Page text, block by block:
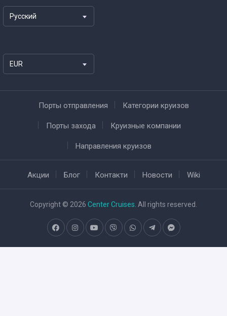
Русский
EUR
Порты отправления Категории круизов
Порты захода Круизные компании
Направления круизов
Акции Блог Контакти Новости Wiki
Copyright © 2026 Center Cruises . All rights reserved.